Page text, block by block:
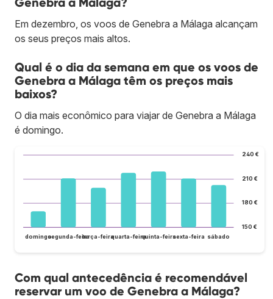
Em dezembro, os voos de Genebra a Málaga alcançam
os seus preços mais altos.
Qual é o dia da semana em que os voos de
Genebra a Málaga têm os preços mais
baixos?
O dia mais econômico para viajar de Genebra a Málaga
é domingo.
150 €
180 €
210 €
240 €
domingosegunda-feiraterça-feiraquarta-feiraquinta-feirasexta-feira sábado
Com qual antecedência é recomendável
reservar um voo de Genebra a Málaga?